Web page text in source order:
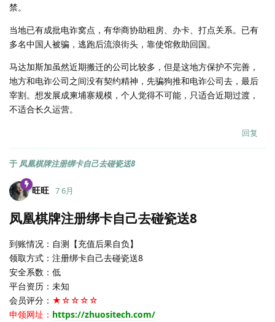
禁。
当地已有成批电诈窝点，有华商协助租房、办卡、打点关系。已有
多名中国人被骗，逃跑后流浪街头，靠使馆救助回国。
马达加斯加虽然近期搬迁的公司比较多，但是这地方保护不完善，
地方和电诈公司之间没有契约精神，先骗狗推和电诈公司去，最后
宰割。想发展成柬埔寨规模，个人觉得不可能，只适合近期过渡，
不适合长久运营。
回复
于 凤凰棋牌注册绑卡自己去碰瓷送8
旺旺 7 6月
凤凰棋牌注册绑卡自己去碰瓷送8
到账情况：自测【充值后果自负】
领取方式：注册绑卡自己去碰瓷送8
安全系数：低
平台资历：未知
会员评分： ★☆☆☆☆
申领网址： https://zhuositech.com/